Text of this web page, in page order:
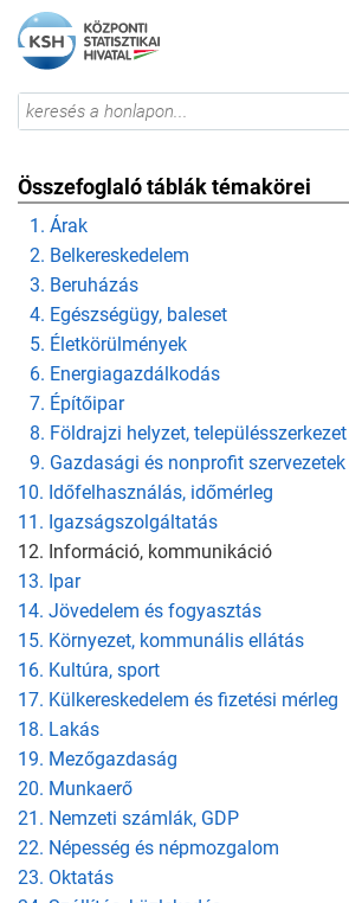
Összefoglaló táblák témakörei
1. Árak
2. Belkereskedelem
3. Beruházás
4. Egészségügy, baleset
5. Életkörülmények
6. Energiagazdálkodás
7. Építőipar
8. Földrajzi helyzet, településszerkezet
9. Gazdasági és nonprofit szervezetek
10. Időfelhasználás, időmérleg
11. Igazságszolgáltatás
12. Információ, kommunikáció
13. Ipar
14. Jövedelem és fogyasztás
15. Környezet, kommunális ellátás
16. Kultúra, sport
17. Külkereskedelem és fizetési mérleg
18. Lakás
19. Mezőgazdaság
20. Munkaerő
21. Nemzeti számlák, GDP
22. Népesség és népmozgalom
23. Oktatás